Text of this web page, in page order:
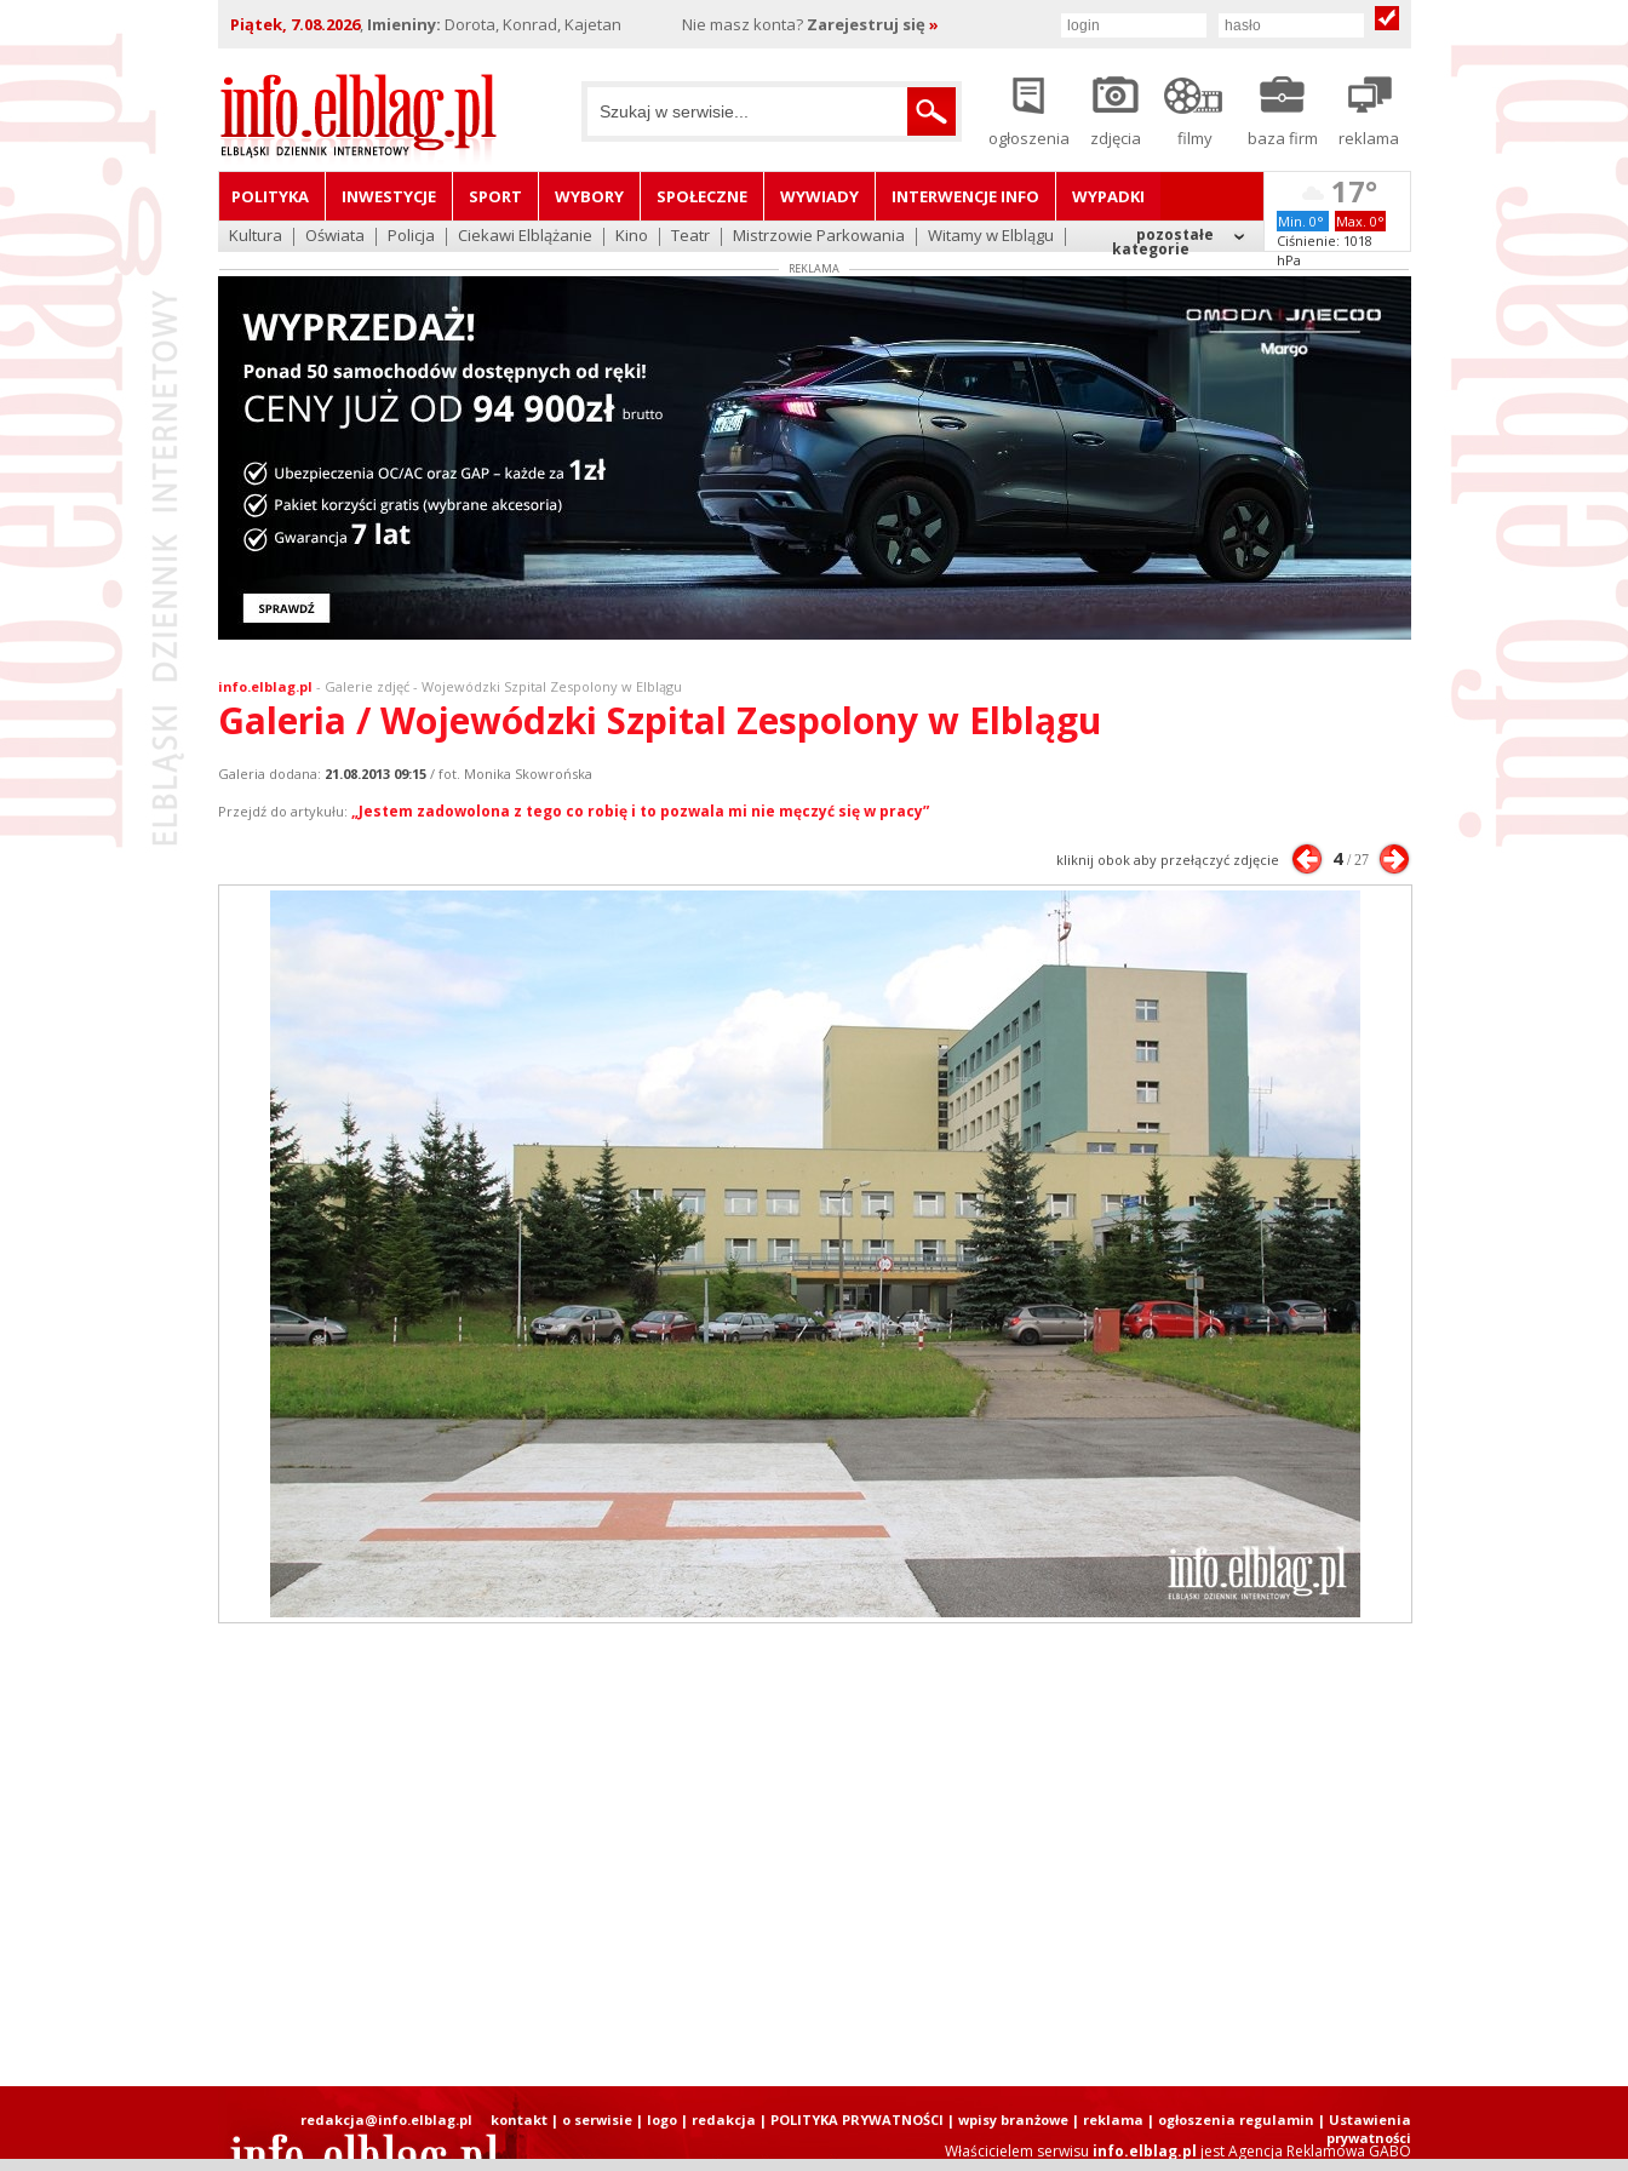
Piątek, 7.08.2026, Imieniny: Dorota, Konrad, Kajetan Nie masz konta? Zarejestruj się »
ogłoszenia zdjęcia filmy baza firm reklama
POLITYKA INWESTYCJE SPORT WYBORY SPOŁECZNE WYWIADY INTERWENCJE INFO
WYPADKI
Kultura
Oświata Policja Ciekawi Elblążanie Kino Teatr Mistrzowie Parkowania Witamy w Elblągu pozostałe
kategorie
17°
Min. 0°
Max. 0°
Ciśnienie: 1018
hPa
REKLAMA
info.elblag.pl - Galerie zdjęć- Wojewódzki Szpital Zespolony w Elblągu
Galeria / Wojewódzki Szpital Zespolony w Elblągu
Galeria dodana: 21.08.2013 09:15/ fot. Monika Skowrońska
Przejdź do artykułu: „Jestem zadowolona z tego co robię i to pozwala mi nie męczyć się w pracy”
kliknij obok aby przełączyć zdjęcie 4/ 27
Właścicielem serwisu info.elblag.pl jestAgencja Reklamowa GABO
redakcja@info.elblag.pl kontakt| o serwisie| logo| redakcja | POLITYKA PRYWATNOŚCI | wpisy branżowe| reklama | ogłoszenia regulamin | Ustawienia
prywatności